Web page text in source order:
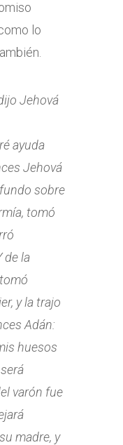
lo
Jehová
ayuda
Jehová
sobre
tomó
de la
y la trajo
Adán:
huesos
varón fue
madre, y